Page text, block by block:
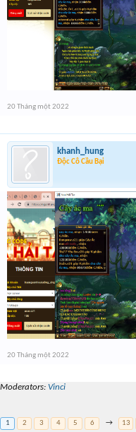
20 Tháng một 2022
khanh_hung
Độc Cô Cầu Bại
20 Tháng một 2022
Moderators: Vinci
1
2 3 4 5 6 → 13